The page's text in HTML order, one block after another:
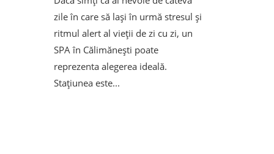
zile în care să lași în urmă stresul și
ritmul alert al vieții de zi cu zi, un
SPA în Călimănești poate
reprezenta alegerea ideală.
Stațiunea este...